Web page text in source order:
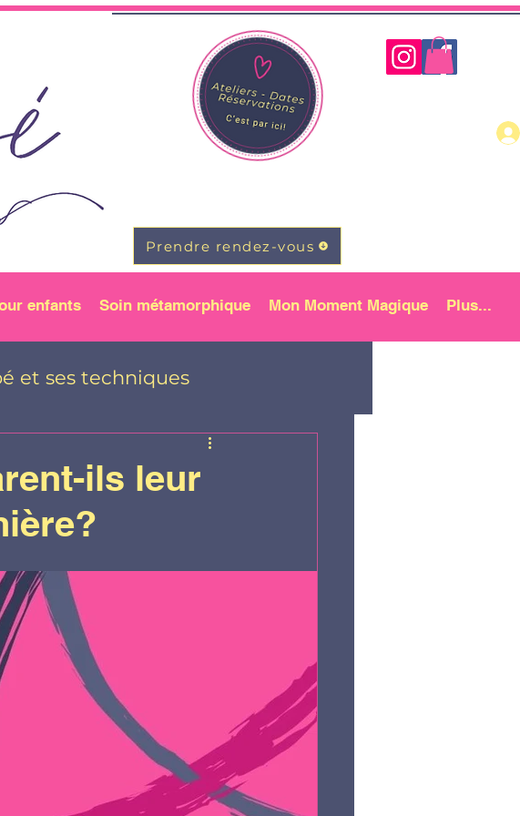
Prendre rendez-vous
enfants Soin métamorphique Mon Moment Magique Plus...
et ses techniques
ils leur